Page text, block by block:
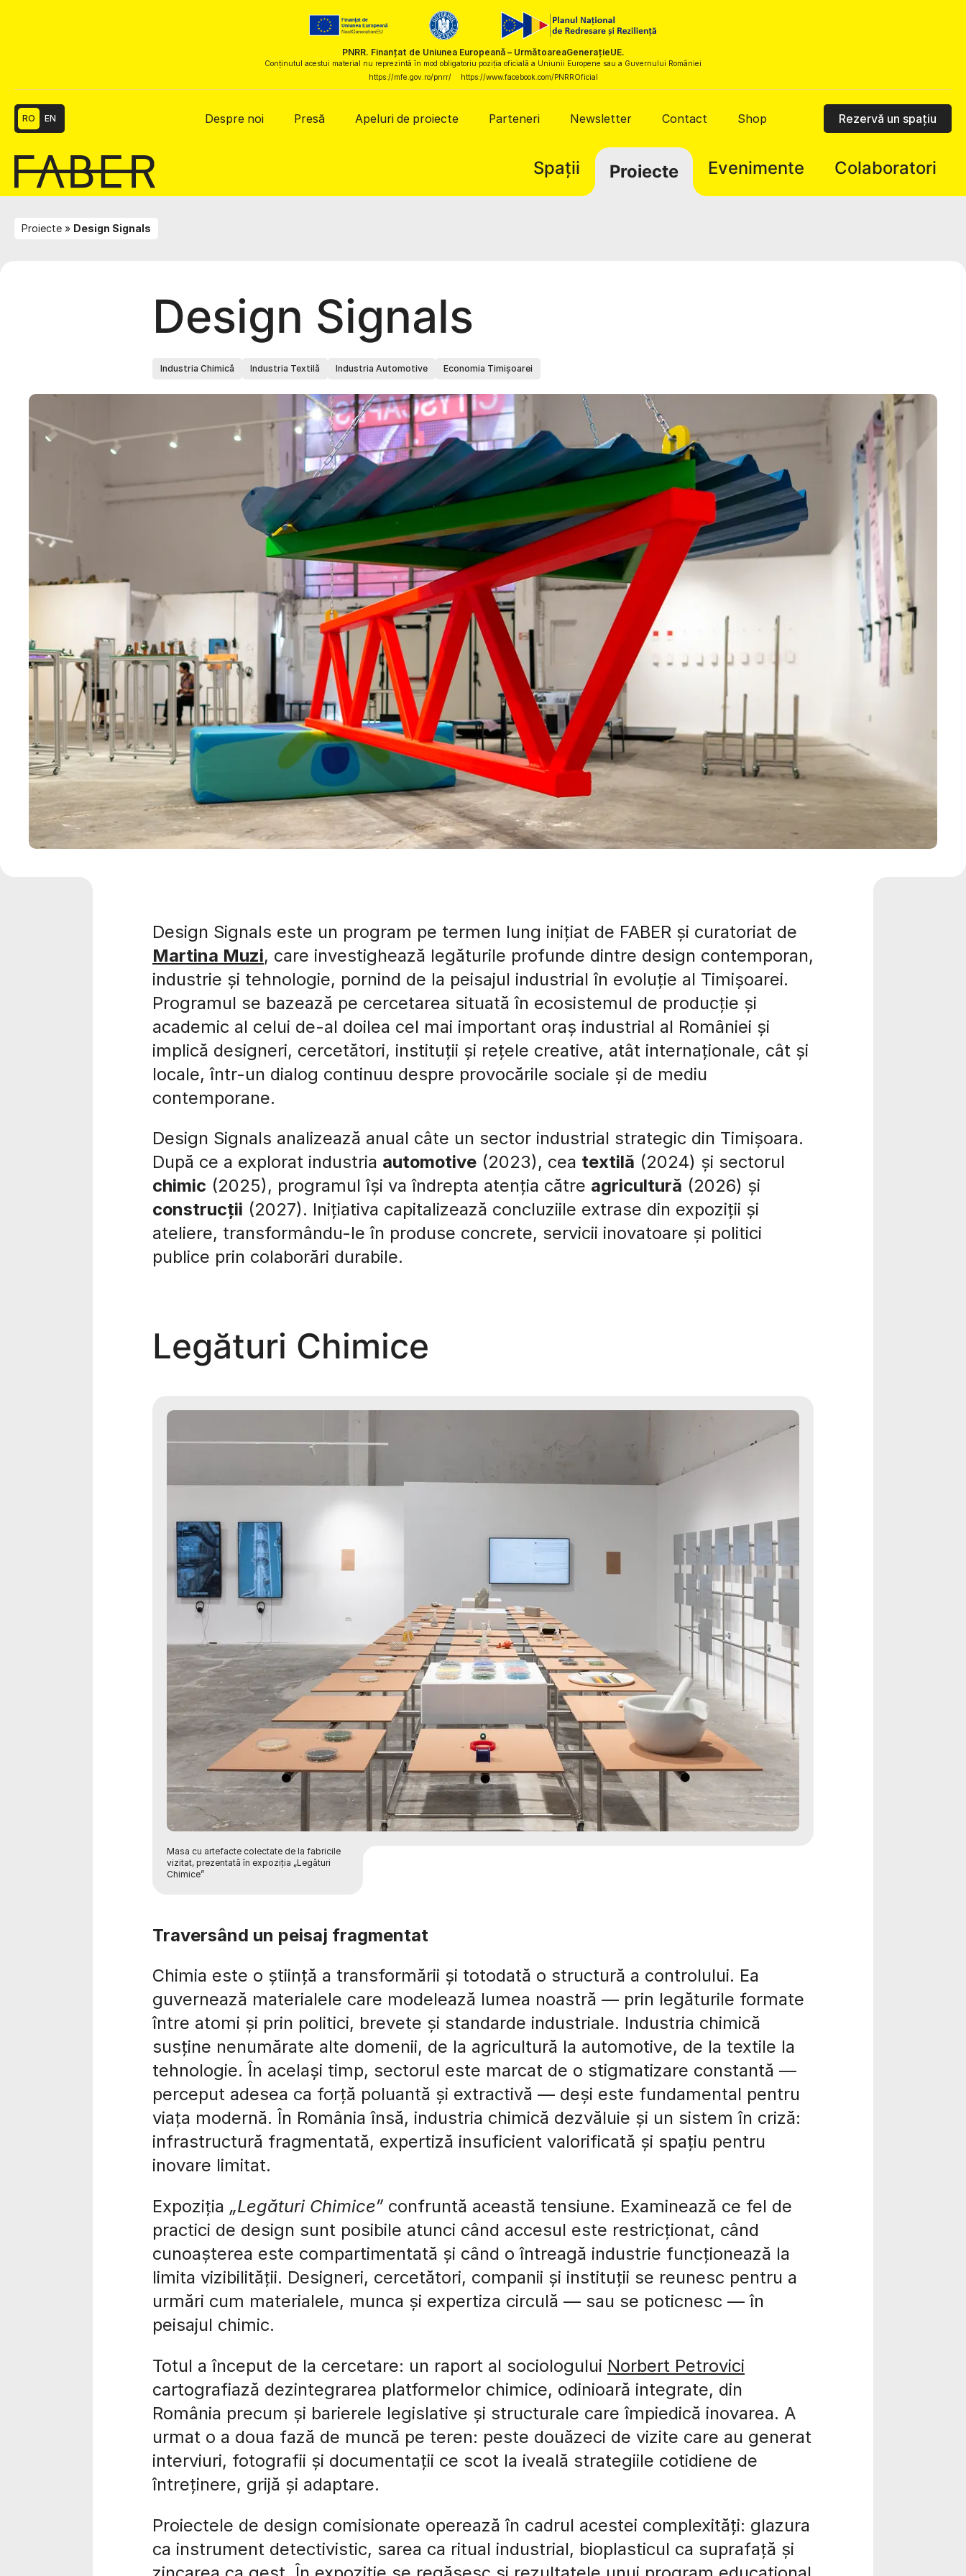
PNRR. Finanțat de Uniunea Europeană – UrmătoareaGenerațieUE.
Conținutul acestui material nu reprezintă în mod obligatoriu poziția oficială a Uniunii Europene sau a Guvernului României
https://mfe.gov.ro/pnrr/
https://www.facebook.com/PNRROficial
RO EN Despre noi Presă Apeluri de proiecte Parteneri Newsletter Contact Shop Rezervă un spațiu
Spații Proiecte Evenimente Colaboratori
Proiecte Design Signals
Design Signals
Industria Chimică Industria Textilă Industria Automotive Economia Timișoarei
Design Signals este un program pe termen lung inițiat de FABER și curatoriat de
Martina Muzi, care investighează legăturile profunde dintre design contemporan,
industrie și tehnologie, pornind de la peisajul industrial în evoluție al Timișoarei.
Programul se bazează pe cercetarea situată în ecosistemul de producție și
academic al celui de-al doilea cel mai important oraș industrial al României și
implică designeri, cercetători, instituții și rețele creative, atât internaționale, cât și
locale, într-un dialog continuu despre provocările sociale și de mediu
contemporane.
Design Signals analizează anual câte un sector industrial strategic din Timișoara.
După ce a explorat industria automotive (2023), cea textilă (2024) și sectorul
chimic (2025), programul își va îndrepta atenția către agricultură (2026) și
construcții (2027). Inițiativa capitalizează concluziile extrase din expoziții și
ateliere, transformându-le în produse concrete, servicii inovatoare și politici
publice prin colaborări durabile.
Legături Chimice
Masa cu artefacte colectate de la fabricile
vizitat, prezentată în expoziția „Legături
Chimice”
Traversând un peisaj fragmentat
Chimia este o știință a transformării și totodată o structură a controlului. Ea
guvernează materialele care modelează lumea noastră — prin legăturile formate
între atomi și prin politici, brevete și standarde industriale. Industria chimică
susține nenumărate alte domenii, de la agricultură la automotive, de la textile la
tehnologie. În același timp, sectorul este marcat de o stigmatizare constantă —
perceput adesea ca forță poluantă și extractivă — deși este fundamental pentru
viața modernă. În România însă, industria chimică dezvăluie și un sistem în criză:
infrastructură fragmentată, expertiză insuficient valorificată și spațiu pentru
inovare limitat.
Expoziția „Legături Chimice”confruntă această tensiune. Examinează ce fel de
practici de design sunt posibile atunci când accesul este restricționat, când
cunoașterea este compartimentată și când o întreagă industrie funcționează la
limita vizibilității. Designeri, cercetători, companii și instituții se reunesc pentru a
urmări cum materialele, munca și expertiza circulă — sau se poticnesc — în
peisajul chimic.
Totul a început de la cercetare: un raport al sociologului Norbert Petrovici
cartografiază dezintegrarea platformelor chimice, odinioară integrate, din
România precum și barierele legislative și structurale care împiedică inovarea. A
urmat o a doua fază de muncă pe teren: peste douăzeci de vizite care au generat
interviuri, fotografii și documentații ce scot la iveală strategiile cotidiene de
întreținere, grijă și adaptare.
Proiectele de design comisionate operează în cadrul acestei complexități: glazura
ca instrument detectivistic, sarea ca ritual industrial, bioplasticul ca suprafață și